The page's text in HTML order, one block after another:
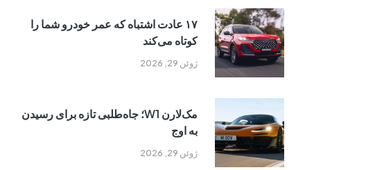
ژوئن 29, 2026
۱۷ عادت اشتباه که عمر خودرو شما را
کوتاه می‌کند
ژوئن 29, 2026
مک‌لارن W1؛ جاه‌طلبی تازه برای رسیدن
به اوج